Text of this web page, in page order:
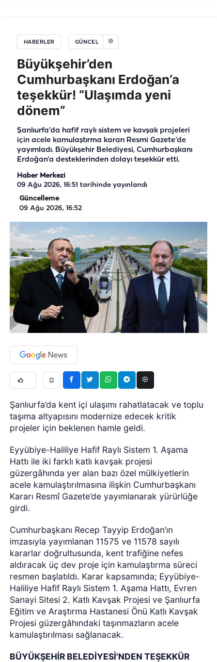
HABERLER GÜNCEL
Büyükşehir’den
Cumhurbaşkanı Erdoğan’a
teşekkür! “Ulaşımda yeni
dönem”
Şanlıurfa’da hafif raylı sistem ve kavşak projeleri
için acele kamulaştırma kararı Resmi Gazete’de
yayımladı. Büyükşehir Belediyesi, Cumhurbaşkanı
Erdoğan’a desteklerinden dolayı teşekkür etti.
Haber Merkezi
09 Ağu 2026, 16:51 tarihinde yayınlandı
Güncelleme
09 Ağu 2026, 16:52
Şanlıurfa’da kent içi ulaşımı rahatlatacak ve toplu
taşıma altyapısını modernize edecek kritik
projeler için beklenen hamle geldi.
Eyyübiye-Haliliye Hafif Raylı Sistem 1. Aşama
Hattı ile iki farklı katlı kavşak projesi
güzergâhında yer alan bazı özel mülkiyetlerin
acele kamulaştırılmasına ilişkin Cumhurbaşkanı
Kararı Resmî Gazete’de yayımlanarak yürürlüğe
girdi.
Cumhurbaşkanı Recep Tayyip Erdoğan’ın
imzasıyla yayımlanan 11575 ve 11578 sayılı
kararlar doğrultusunda, kent trafiğine nefes
aldıracak üç dev proje için kamulaştırma süreci
resmen başlatıldı. Karar kapsamında; Eyyübiye-
Haliliye Hafif Raylı Sistem 1. Aşama Hattı, Evren
Sanayi Sitesi 2. Katlı Kavşak Projesi ve Şanlıurfa
Eğitim ve Araştırma Hastanesi Önü Katlı Kavşak
Projesi güzergâhındaki taşınmazların acele
kamulaştırılması sağlanacak.
BÜYÜKŞEHİR BELEDİYESİ'NDEN TEŞEKKÜR